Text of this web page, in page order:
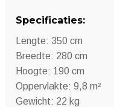
Specificaties:
Lengte: 350 cm
Breedte: 280 cm
Hoogte: 190 cm
Oppervlakte: 9,8 m²
Gewicht: 22 kg